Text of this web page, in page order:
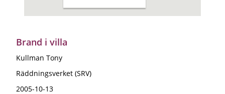
Brand i villa
Kullman Tony
Räddningsverket (SRV)
2005-10-13